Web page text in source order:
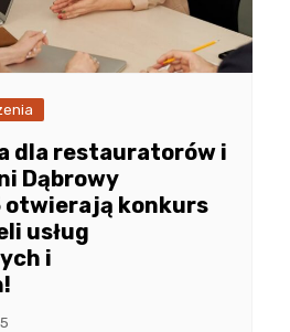
dla restauratorów i
Dąbrowy
otwierają konkurs
usług
i